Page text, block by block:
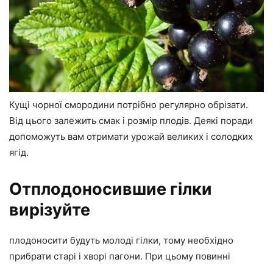
Кущі чорної смородини потрібно регулярно обрізати.
Від цього залежить смак і розмір плодів. Деякі поради
допоможуть вам отримати урожай великих і солодких
ягід.
Отплодоносившие гілки
вирізуйте
плодоносити будуть молоді гілки, тому необхідно
прибрати старі і хворі пагони. При цьому повинні